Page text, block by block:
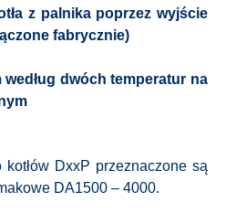
z palnika poprzez wyjście
fabrycznie)
według dwóch temperatur na
kotłów DxxP przeznaczone są
DA1500 – 4000.